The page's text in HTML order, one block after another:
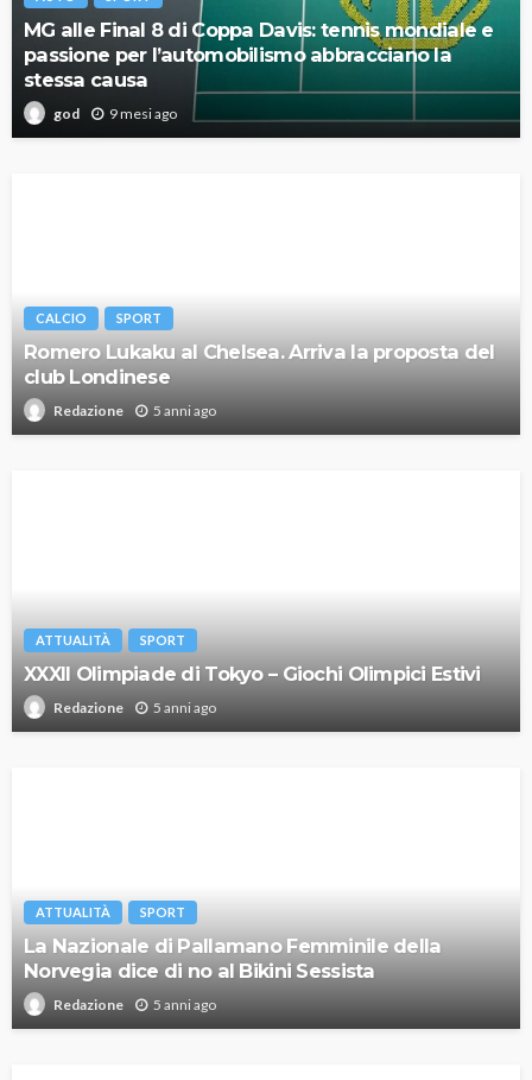
MG alle Final 8 di Coppa Davis: tennis mondiale e
passione per l’automobilismo abbracciano la
stessa causa
god 9 mesi ago
CALCIO SPORT
Romero Lukaku al Chelsea. Arriva la proposta del
club Londinese
Redazione 5 anni ago
ATTUALITÀ SPORT
XXXII Olimpiade di Tokyo – Giochi Olimpici Estivi
Redazione 5 anni ago
ATTUALITÀ SPORT
La Nazionale di Pallamano Femminile della
Norvegia dice di no al Bikini Sessista
Redazione 5 anni ago